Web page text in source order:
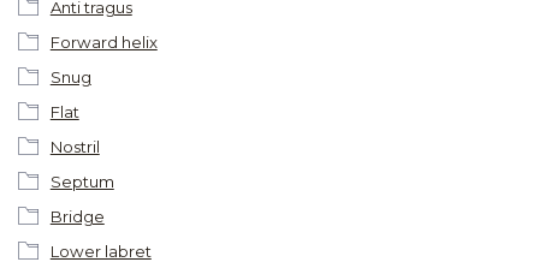
Anti tragus
Forward helix
Snug
Flat
Nostril
Septum
Bridge
Lower labret